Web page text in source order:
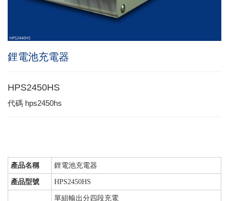
鋰電池充電器
HPS2450HS
代碼 hps2450hs
產品名稱 鋰電池充電器
產品型號 HPS2450HS
單組輸出分四段充電